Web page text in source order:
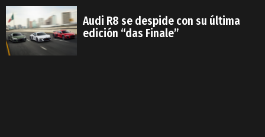
Audi R8 se despide con su última
edición “das Finale”